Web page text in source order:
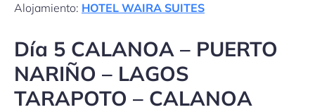
Alojamiento: HOTEL WAIRA SUITES
Día 5 CALANOA – PUERTO
NARIÑO – LAGOS
TARAPOTO – CALANOA